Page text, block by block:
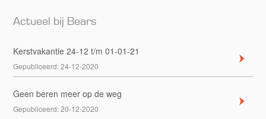
Actueel bij Bears
Kerstvakantie 24-12 t/m 01-01-21
Gepubliceerd:24-12-2020
Geen beren meer op de weg
Gepubliceerd:20-12-2020